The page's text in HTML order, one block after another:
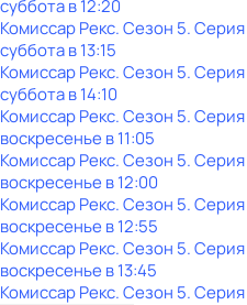
субботав12:20
Комиссар Рекс. Сезон 5.
субботав13:15
Комиссар Рекс. Сезон 5.
субботав14:10
Комиссар Рекс. Сезон 5.
воскресенье в11:05
Комиссар Рекс. Сезон 5.
воскресенье в12:00
Комиссар Рекс. Сезон 5.
воскресенье в12:55
Комиссар Рекс. Сезон 5.
воскресенье в13:45
Комиссар Рекс. Сезон 5. Серия